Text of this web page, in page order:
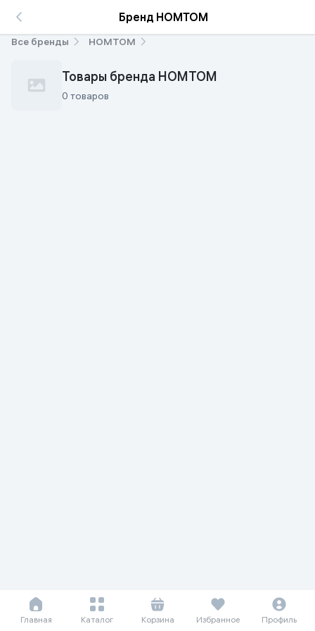
Бренд HOMTOM
Все бренды HOMTOM
Товары бренда HOMTOM
0 товаров
Главная Каталог Корзина Избранное Профиль